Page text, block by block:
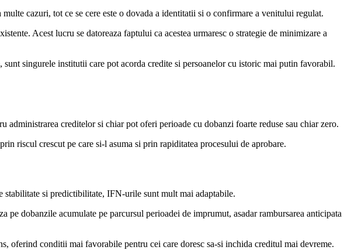
cazuri, tot ce se cere este o dovada a identitatii si o confirmare a venitului regulat.
Acest lucru se datoreaza faptului ca acestea urmaresc o strategie de minimizare a
singurele institutii care pot acorda credite si persoanelor cu istoric mai putin favorabil.
creditelor si chiar pot oferi perioade cu dobanzi foarte reduse sau chiar zero.
riscul crescut pe care si-l asuma si prin rapiditatea procesului de aprobare.
si predictibilitate, IFN-urile sunt mult mai adaptabile.
dobanzile acumulate pe parcursul perioadei de imprumut, asadar rambursarea anticipata
oferind conditii mai favorabile pentru cei care doresc sa-si inchida creditul mai devreme.